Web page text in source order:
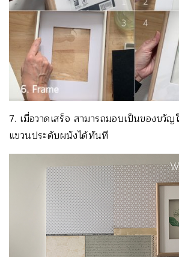
7. เมื่อวาดเสร็จ สามารถมอบเป็นของขวั
แขวนประดับผนังได้ทันที